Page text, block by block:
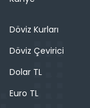
Döviz Kurları
Döviz Çevirici
Dolar TL
Euro TL